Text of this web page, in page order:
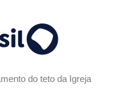
do teto da Igreja